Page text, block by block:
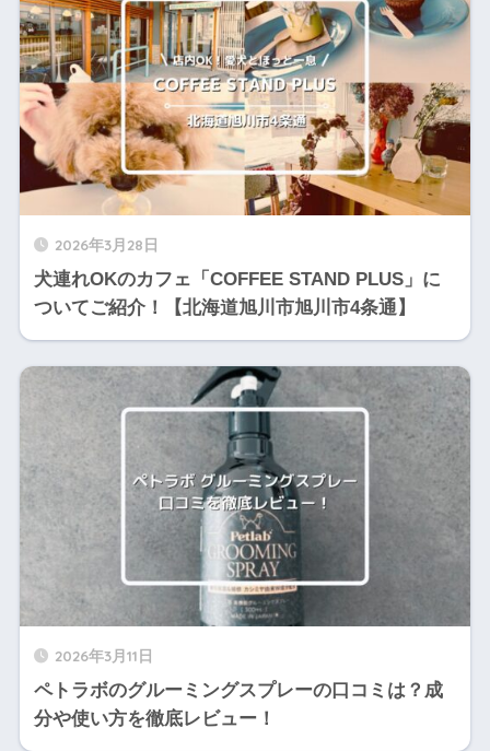
2026年3月28日
犬連れOKのカフェ「COFFEE STAND PLUS」に
ついてご紹介！【北海道旭川市旭川市4条通】
2026年3月11日
ペトラボのグルーミングスプレーの口コミは？成
分や使い方を徹底レビュー！